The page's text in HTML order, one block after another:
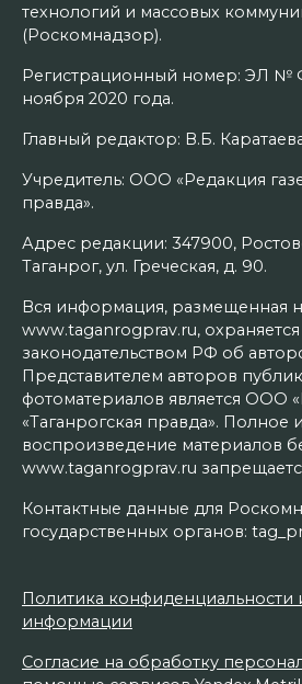
технологий и массовых
(Роскомнадзор).
Регистрационный номер: ЭЛ №
ноября 2020 года.
Главный редактор: В.Б.
Учредитель: ООО «Редакция
правда».
Адрес редакции: 347900,
Таганрог, ул. Греческая, д. 90.
Вся информация, размещенная
www.taganrogprav.ru, охраняется
законодательством РФ об
Представителем авторов
фотоматериалов является ООО
«Таганрогская правда». Полное
воспроизведение материалов
www.taganrogprav.ru
Контактные данные для
государственных органов:
Политика конфиденциальности
информации
Согласие на обработку